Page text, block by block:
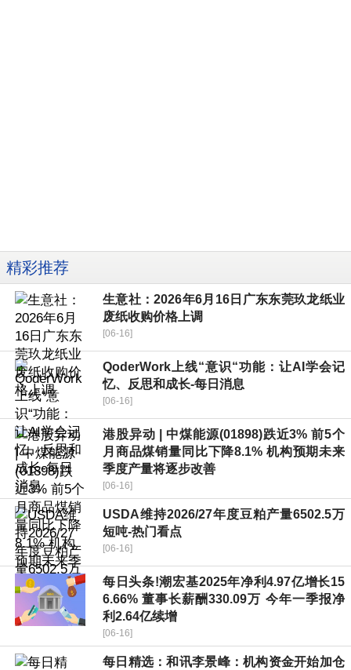
精彩推荐
生意社：2026年6月16日广东东莞玖龙纸业
废纸收购价格上调
[06-16]
QoderWork上线“意识“功能：让AI学会记
忆、反思和成长-每日消息
[06-16]
港股异动 | 中煤能源(01898)跌近3% 前5个
月商品煤销量同比下降8.1% 机构预期未来
季度产量将逐步改善
[06-16]
USDA维持2026/27年度豆粕产量6502.5万
短吨-热门看点
[06-16]
每日头条!潮宏基2025年净利4.97亿增长15
6.66% 董事长薪酬330.09万 今年一季报净
利2.64亿续增
[06-16]
每日精选：和讯李景峰：机构资金开始加仓